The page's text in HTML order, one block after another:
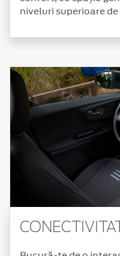
niveluri superioare